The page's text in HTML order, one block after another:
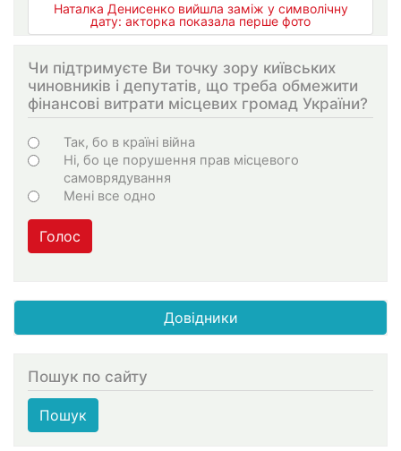
Наталка Денисенко вийшла заміж у символічну
дату: акторка показала перше фото
Чи підтримуєте Ви точку зору київських
чиновників і депутатів, що треба обмежити
фінансові витрати місцевих громад України?
Choices
Так, бо в країні війна
Ні, бо це порушення прав місцевого
самоврядування
Мені все одно
Голос
Довідники
Пошук по сайту
Пошук